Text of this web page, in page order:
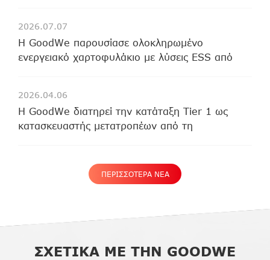
2026.07.07
Η GoodWe παρουσίασε ολοκληρωμένο
ενεργειακό χαρτοφυλάκιο με λύσεις ESS από
2026.04.06
Η GoodWe διατηρεί την κατάταξη Tier 1 ως
κατασκευαστής μετατροπέων από τη
ΠΕΡΙΣΣΟΤΕΡΑ ΝΕΑ
ΣΧΕΤΙΚΑ ΜΕ ΤΗΝ GOODWE